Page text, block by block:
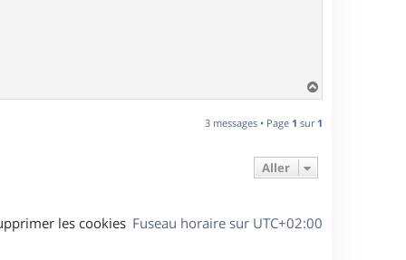
a
t
3 messages • Page 1 sur 1
Aller
Fuseau horaire sur UTC+02:00
les cookies